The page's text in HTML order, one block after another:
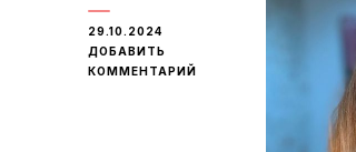
29.10.2024
ДОБАВИТЬ
КОММЕНТАРИЙ